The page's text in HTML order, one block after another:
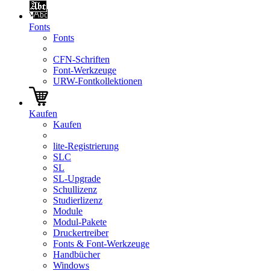
Fonts
Fonts
CFN-Schriften
Font-Werkzeuge
URW-Fontkollektionen
Kaufen
Kaufen
lite-Registrierung
SLC
SL
SL-Upgrade
Schullizenz
Studierlizenz
Module
Modul-Pakete
Druckertreiber
Fonts & Font-Werkzeuge
Handbücher
Windows